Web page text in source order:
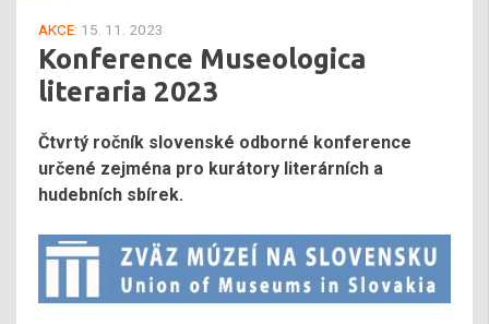
AKCE: 15. 11. 2023
Konference Museologica
literaria 2023
Čtvrtý ročník slovenské odborné konference
určené zejména pro kurátory literárních a
hudebních sbírek.